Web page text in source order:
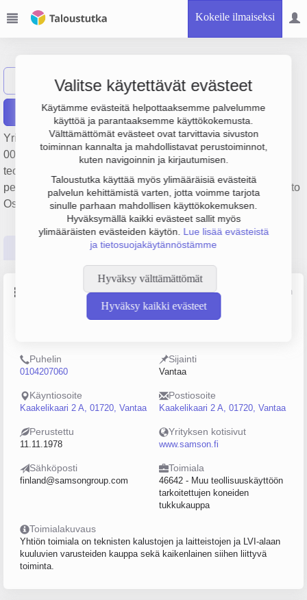
Kokeile ilmaiseksi
Valitse käytettävät evästeet
Käytämme evästeitä helpottaaksemme palvelumme
käyttöä ja parantaaksemme käyttökokemusta.
Välttämättömät evästeet ovat tarvittavia sivuston
toiminnan kannalta ja mahdollistavat perustoiminnot,
kuten navigoinnin ja kirjautumisen.
Taloustutka käyttää myös ylimääräisiä evästeitä
palvelun kehittämistä varten, jotta voimme tarjota
sinulle parhaan mahdollisen käyttökokemuksen.
Hyväksymällä kaikki evästeet sallit myös
ylimääräisten evästeiden käytön. Lue lisää evästeistä
ja tietosuojakäytännöstämme
Hyväksy välttämättömät
Hyväksy kaikki evästeet
Näytä haku Oy Samson Ab
Raportit
Yrityksen Oy Samson Ab liikevaihto on 3.1 milj. €, tulos 117
000 € ja henkilöstömäärä 9. Sen päätoimiala on Muu
teollisuuskäyttöön tarkoitettujen koneiden tukkukauppa,
perustamisvuosi 1978 ja sijainti Vantaa. Yrityksen yhtiömuoto
Osakeyhtiö (OY).
Tilinpäätösluvut Päättäjätiedot
Perustiedot Lähde: YTJ, PRH, Traficom
Henkilöstömäärä
Puhelin
0104207060
Sijainti
Vantaa
Käyntiosoite
Kaakelikaari 2 A, 01720, Vantaa
Postiosoite
Kaakelikaari 2 A, 01720, Vantaa
Perustettu
11.11.1978
Yrityksen kotisivut
www.samson.fi
Sähköposti
finland@samsongroup.com
Toimiala
46642 - Muu teollisuuskäyttöön
tarkoitettujen koneiden
tukkukauppa
Toimialakuvaus
Yhtiön toimiala on teknisten kalustojen ja laitteistojen ja LVI-alaan
kuuluvien varusteiden kauppa sekä kaikenlainen siihen liittyvä
toiminta.